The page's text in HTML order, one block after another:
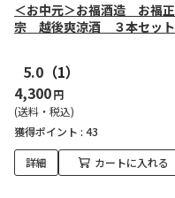
＜お中元＞お福酒造 お福正
宗 越後爽涼酒 ３本セット
5.0 （1）
4,300円
(送料・税込)
獲得ポイント : 43
詳細 カートに入れる